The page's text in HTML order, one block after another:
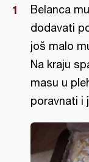
Belanca
dodavati
još malo
Na kraju
masu u
poravnati i